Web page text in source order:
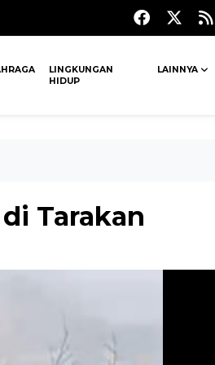
LINGKUNGAN
HIDUP
LAINNYA
Tarakan